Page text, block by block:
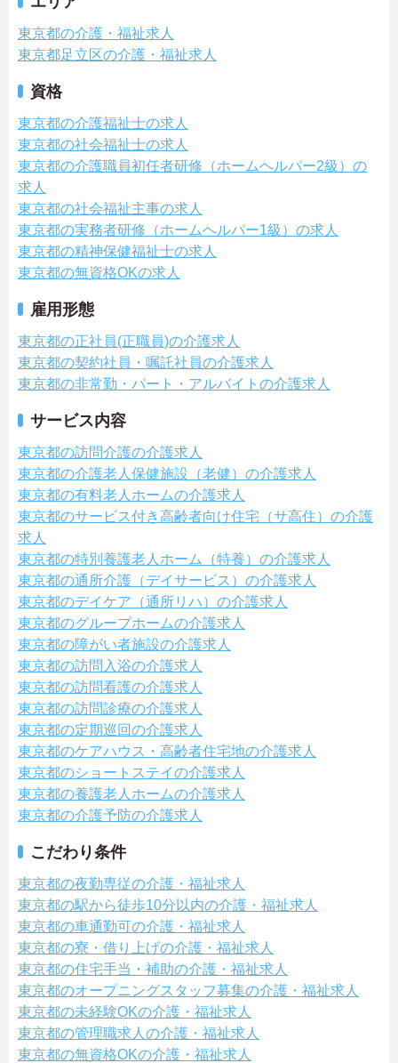
東京都の介護・福祉求人
東京都足立区の介護・福祉求人
資格
東京都の介護福祉士の求人
東京都の社会福祉士の求人
東京都の介護職員初任者研修（ホームヘルパー2級）の
求人
東京都の社会福祉主事の求人
東京都の実務者研修（ホームヘルパー1級）の求人
東京都の精神保健福祉士の求人
東京都の無資格OKの求人
雇用形態
東京都の正社員(正職員)の介護求人
東京都の契約社員・嘱託社員の介護求人
東京都の非常勤・パート・アルバイトの介護求人
サービス内容
東京都の訪問介護の介護求人
東京都の介護老人保健施設（老健）の介護求人
東京都の有料老人ホームの介護求人
東京都のサービス付き高齢者向け住宅（サ高住）の介護
求人
東京都の特別養護老人ホーム（特養）の介護求人
東京都の通所介護（デイサービス）の介護求人
東京都のデイケア（通所リハ）の介護求人
東京都のグループホームの介護求人
東京都の障がい者施設の介護求人
東京都の訪問入浴の介護求人
東京都の訪問看護の介護求人
東京都の訪問診療の介護求人
東京都の定期巡回の介護求人
東京都のケアハウス・高齢者住宅地の介護求人
東京都のショートステイの介護求人
東京都の養護老人ホームの介護求人
東京都の介護予防の介護求人
こだわり条件
東京都の夜勤専従の介護・福祉求人
東京都の駅から徒歩10分以内の介護・福祉求人
東京都の車通勤可の介護・福祉求人
東京都の寮・借り上げの介護・福祉求人
東京都の住宅手当・補助の介護・福祉求人
東京都のオープニングスタッフ募集の介護・福祉求人
東京都の未経験OKの介護・福祉求人
東京都の管理職求人の介護・福祉求人
東京都の無資格OKの介護・福祉求人